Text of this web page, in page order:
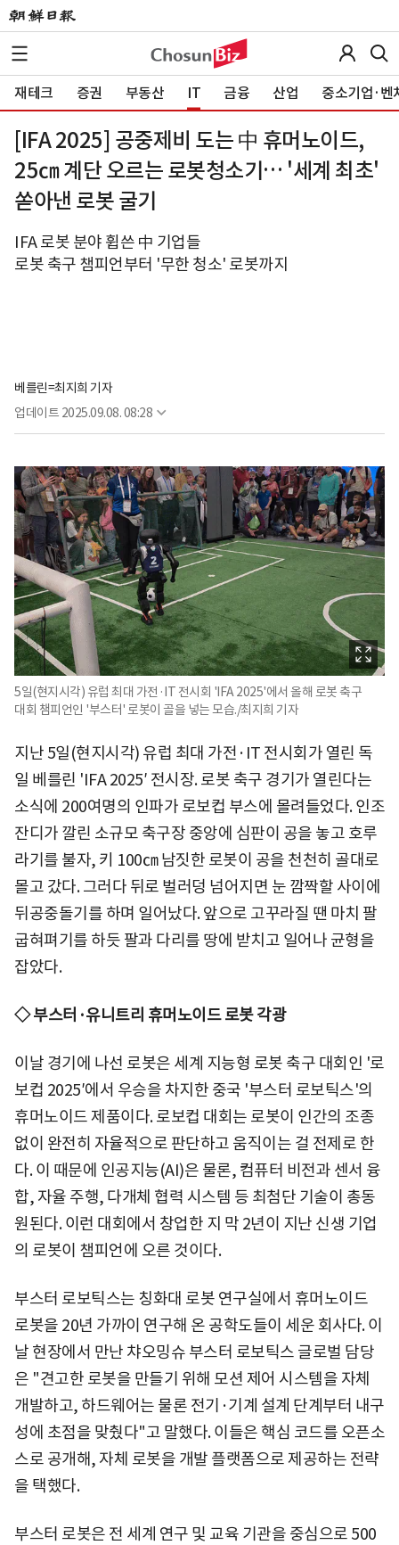
재테크 증권 부동산 IT 금융 산업 중소기업·벤
[IFA 2025] 공중제비 도는 中 휴머노이드,
25㎝ 계단 오르는 로봇청소기… '세계 최초'
쏟아낸 로봇 굴기
IFA 로봇 분야 휩쓴 中 기업들
로봇 축구 챔피언부터 '무한 청소' 로봇까지
베를린=최지희 기자
업데이트 2025.09.08. 08:28
5일(현지시각) 유럽 최대 가전·IT 전시회 'IFA 2025'에서 올해 로봇 축구
대회 챔피언인 '부스터' 로봇이 골을 넣는 모습./최지희 기자
지난 5일(현지시각) 유럽 최대 가전·IT 전시회가 열린 독
일 베를린 'IFA 2025′ 전시장. 로봇 축구 경기가 열린다는
소식에 200여명의 인파가 로보컵 부스에 몰려들었다. 인조
잔디가 깔린 소규모 축구장 중앙에 심판이 공을 놓고 호루
라기를 불자, 키 100㎝ 남짓한 로봇이 공을 천천히 골대로
몰고 갔다. 그러다 뒤로 벌러덩 넘어지면 눈 깜짝할 사이에
뒤공중돌기를 하며 일어났다. 앞으로 고꾸라질 땐 마치 팔
굽혀펴기를 하듯 팔과 다리를 땅에 받치고 일어나 균형을
잡았다.
◇ 부스터·유니트리 휴머노이드 로봇 각광
이날 경기에 나선 로봇은 세계 지능형 로봇 축구 대회인 '로
보컵 2025′에서 우승을 차지한 중국 '부스터 로보틱스'의
휴머노이드 제품이다. 로보컵 대회는 로봇이 인간의 조종
없이 완전히 자율적으로 판단하고 움직이는 걸 전제로 한
다. 이 때문에 인공지능(AI)은 물론, 컴퓨터 비전과 센서 융
합, 자율 주행, 다개체 협력 시스템 등 최첨단 기술이 총동
원된다. 이런 대회에서 창업한 지 막 2년이 지난 신생 기업
의 로봇이 챔피언에 오른 것이다.
부스터 로보틱스는 칭화대 로봇 연구실에서 휴머노이드
로봇을 20년 가까이 연구해 온 공학도들이 세운 회사다. 이
날 현장에서 만난 챠오밍슈 부스터 로보틱스 글로벌 담당
은 "견고한 로봇을 만들기 위해 모션 제어 시스템을 자체
개발하고, 하드웨어는 물론 전기·기계 설계 단계부터 내구
성에 초점을 맞췄다"고 말했다. 이들은 핵심 코드를 오픈소
스로 공개해, 자체 로봇을 개발 플랫폼으로 제공하는 전략
을 택했다.
부스터 로봇은 전 세계 연구 및 교육 기관을 중심으로 500